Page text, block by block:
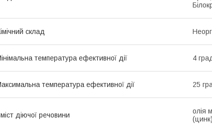
склад
температура ефективної дії 4
температура ефективної дії 25
діючої речовини
олія